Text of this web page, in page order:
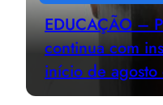
EDUCAÇÃO –
continua com
início de agosto